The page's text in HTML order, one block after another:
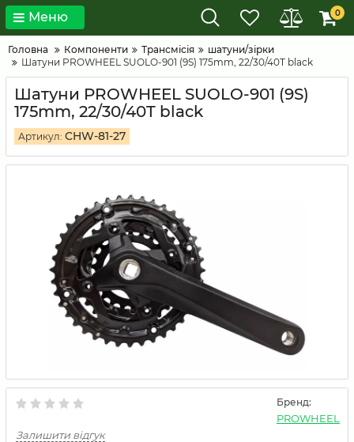
Меню 0
Головна Компоненти Трансмісія
шатуни/зірки
Шатуни PROWHEEL SUOLO-901 (9S) 175mm, 22/30/40T black
Шатуни PROWHEEL SUOLO-901 (9S)
175mm, 22/30/40T black
Артикул: CHW-81-27
Бренд:
PROWHEEL
Залишити відгук